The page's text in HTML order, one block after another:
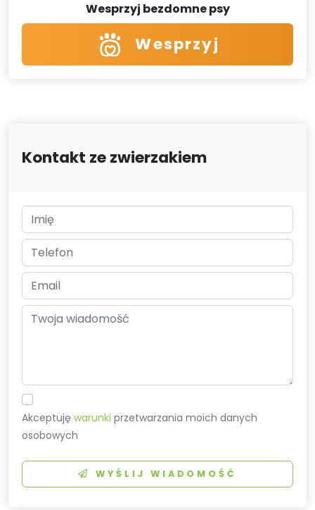
Wesprzyj bezdomne psy
Wesprzyj
Kontakt ze zwierzakiem
Akceptujęwarunki przetwarzania moich danych
osobowych
WYŚLIJ WIADOMOŚĆ